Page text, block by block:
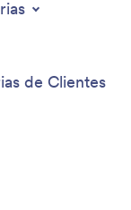
de Clientes